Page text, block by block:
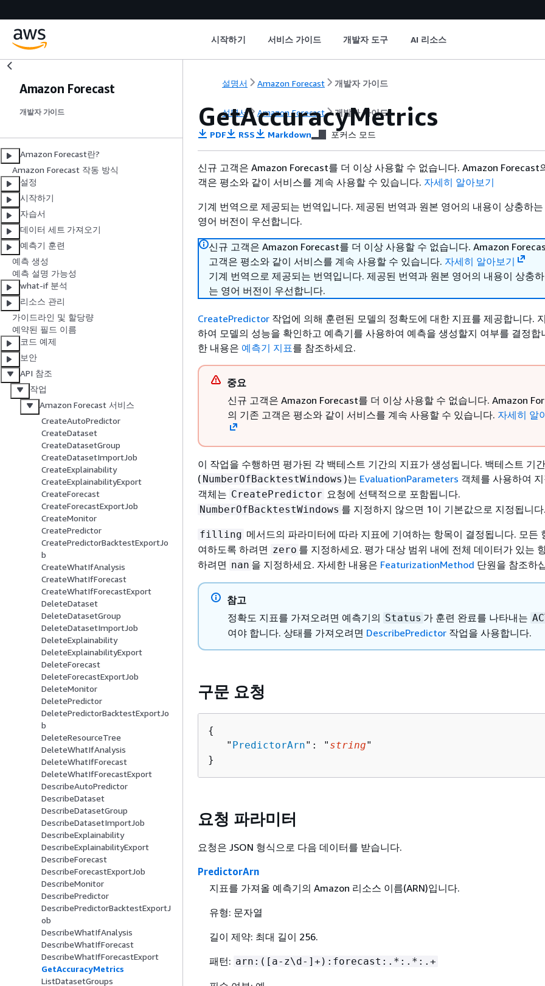
시작하기 서비스 가이드 개발자 도구 AI 리소스
Amazon Forecast
개발자 가이드
Amazon Forecast란?
Amazon Forecast 작동 방식
설정
시작하기
자습서
데이터 세트 가져오기
예측기 훈련
예측 생성
예측 설명 가능성
what-if 분석
리소스 관리
가이드라인 및 할당량
예약된 필드 이름
코드 예제
보안
API 참조
작업
Amazon Forecast 서비스
CreateAutoPredictor
CreateDataset
CreateDatasetGroup
CreateDatasetImportJob
CreateExplainability
CreateExplainabilityExport
CreateForecast
CreateForecastExportJob
CreateMonitor
CreatePredictor
CreatePredictorBacktestExportJo
b
CreateWhatIfAnalysis
CreateWhatIfForecast
CreateWhatIfForecastExport
DeleteDataset
DeleteDatasetGroup
DeleteDatasetImportJob
DeleteExplainability
DeleteExplainabilityExport
DeleteForecast
DeleteForecastExportJob
DeleteMonitor
DeletePredictor
DeletePredictorBacktestExportJo
b
DeleteResourceTree
DeleteWhatIfAnalysis
DeleteWhatIfForecast
DeleteWhatIfForecastExport
DescribeAutoPredictor
DescribeDataset
DescribeDatasetGroup
DescribeDatasetImportJob
DescribeExplainability
DescribeExplainabilityExport
DescribeForecast
DescribeForecastExportJob
DescribeMonitor
DescribePredictor
DescribePredictorBacktestExportJ
ob
DescribeWhatIfAnalysis
DescribeWhatIfForecast
DescribeWhatIfForecastExport
GetAccuracyMetrics
ListDatasetGroups
설명서 Amazon Forecast 개발자 가이드
설명서 Amazon Forecast 개발자 가이드
GetAccuracyMetrics
PDF RSS Markdown 포커스 모드
신규 고객은 Amazon Forecast를 더 이상 사용할 수 없습니다. Amazon Forecast
객은 평소와 같이 서비스를 계속 사용할 수 있습니다. 자세히 알아보기
기계 번역으로 제공되는 번역입니다. 제공된 번역과 원본 영어의 내용이 상충하
영어 버전이 우선합니다.
신규 고객은 Amazon Forecast를 더 이상 사용할 수 없습니다. Amazon
고객은 평소와 같이 서비스를 계속 사용할 수 있습니다. 자세히 알아보기
기계 번역으로 제공되는 번역입니다. 제공된 번역과 원본 영어의 내용이 상충
는 영어 버전이 우선합니다.
CreatePredictor 작업에 의해 훈련된 모델의 정확도에 대한 지표를 제공합니다.
하여 모델의 성능을 확인하고 예측기를 사용하여 예측을 생성할지 여부를 결정합
한 내용은 예측기 지표를 참조하세요.
중요
신규 고객은 Amazon Forecast를 더 이상 사용할 수 없습니다. Amazon
의 기존 고객은 평소와 같이 서비스를 계속 사용할 수 있습니다. 자세히 알
이 작업을 수행하면 평가된 각 백테스트 기간의 지표가 생성됩니다. 백테스트 기
( NumberOfBacktestWindows )는 EvaluationParameters 객체를 사용하여
객체는 CreatePredictor 요청에 선택적으로 포함됩니다.
NumberOfBacktestWindows 를 지정하지 않으면 1이 기본값으로 지정됩니
filling 메서드의 파라미터에 따라 지표에 기여하는 항목이 결정됩니다. 모든
여하도록 하려면 zero 를 지정하세요. 평가 대상 범위 내에 전체 데이터가 있는
하려면 nan 을 지정하세요. 자세한 내용은 FeaturizationMethod 단원을 참조하
참고
정확도 지표를 가져오려면 예측기의 Status 가 훈련 완료를 나타내는
여야 합니다. 상태를 가져오려면 DescribePredictor 작업을 사용합니다.
구문 요청
{
   "
PredictorArn": " string"
}
요청 파라미터
요청은 JSON 형식으로 다음 데이터를 받습니다.
PredictorArn
지표를 가져올 예측기의 Amazon 리소스 이름(ARN)입니다.
유형: 문자열
길이 제약: 최대 길이 256.
패턴: arn:([a-z\d-]+):forecast:.*:.*:.+